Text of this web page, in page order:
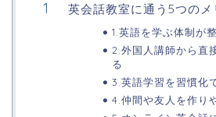
英会話教室に通う5つのメ
1.英語を学ぶ体制が
2.外国人講師から直
る
3.英語学習を習慣化
4.仲間や友人を作り